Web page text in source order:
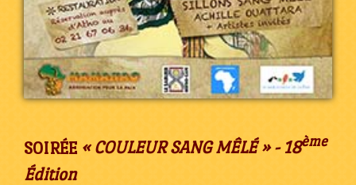
SOIRÉE « COULEUR SANG MÊLÉ » - 18ème
Édition